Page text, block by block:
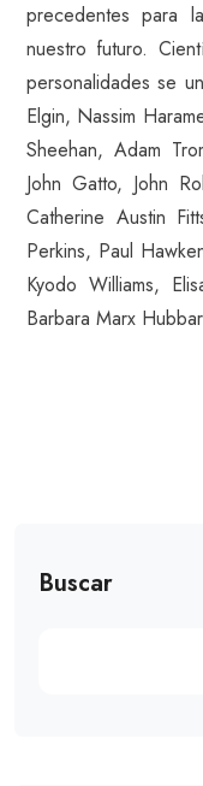
precedentes para
nuestro futuro.
personalidades se
Elgin, Nassim
Sheehan, Adam
John Gatto, John
Catherine Austin
Perkins, Paul
Kyodo Williams,
Barbara Marx
Buscar